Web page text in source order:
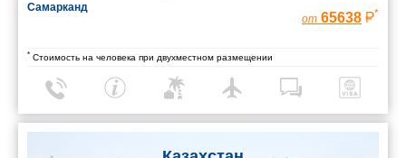
Самарканд
от 65638 *
* Стоимость на человека при двухместном размещении